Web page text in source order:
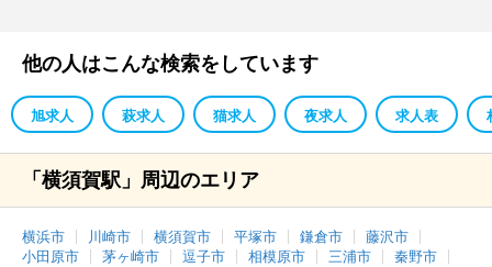
他の人はこんな検索をしています
旭求人 萩求人 猫求人 夜求人 求人表
「横須賀駅」周辺のエリア
横浜市 川崎市 横須賀市 平塚市 鎌倉市
藤沢市
小田原市
茅ヶ崎市 逗子市 相模原市 三浦市
秦野市